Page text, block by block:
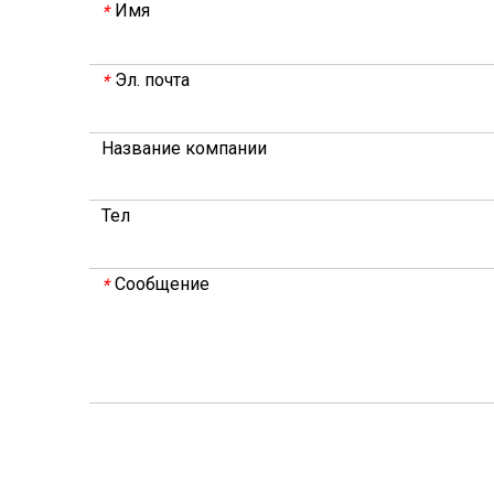
* Имя
* Эл. почта
Название компании
Тел
* Сообщение